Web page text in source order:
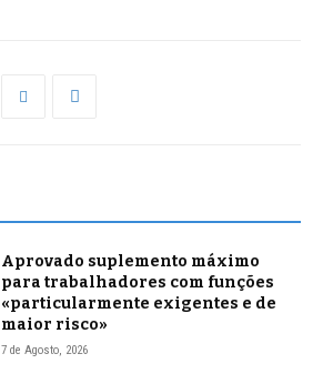
Aprovado suplemento máximo
para trabalhadores com funções
«particularmente exigentes e de
maior risco»
7 de Agosto, 2026